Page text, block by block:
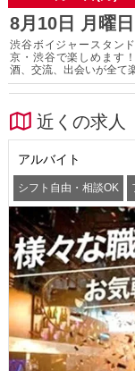
8月10日 月曜
渋谷ボイジャースタン
京・渋谷で楽しめます
酒、交流、出会いが全て
近くの求人
アルバイト
シフト自由・相談OK
髪型・髪色自由 交通